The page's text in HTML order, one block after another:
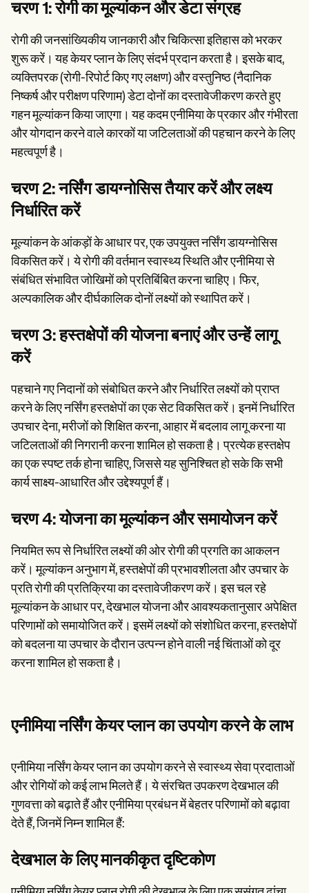
चरण 1: रोगी का मूल्यांकन और डेटा संग्रह
रोगी की जनसांख्यिकीय जानकारी और चिकित्सा इतिहास को भरकर
शुरू करें। यह केयर प्लान के लिए संदर्भ प्रदान करता है। इसके बाद,
व्यक्तिपरक (रोगी-रिपोर्ट किए गए लक्षण) और वस्तुनिष्ठ (नैदानिक
निष्कर्ष और परीक्षण परिणाम) डेटा दोनों का दस्तावेजीकरण करते हुए
गहन मूल्यांकन किया जाएगा। यह कदम एनीमिया के प्रकार और गंभीरता
और योगदान करने वाले कारकों या जटिलताओं की पहचान करने के लिए
महत्वपूर्ण है।
चरण 2: नर्सिंग डायग्नोसिस तैयार करें और लक्ष्य
निर्धारित करें
मूल्यांकन के आंकड़ों के आधार पर, एक उपयुक्त नर्सिंग डायग्नोसिस
विकसित करें। ये रोगी की वर्तमान स्वास्थ्य स्थिति और एनीमिया से
संबंधित संभावित जोखिमों को प्रतिबिंबित करना चाहिए। फिर,
अल्पकालिक और दीर्घकालिक दोनों लक्ष्यों को स्थापित करें।
चरण 3: हस्तक्षेपों की योजना बनाएं और उन्हें लागू
करें
पहचाने गए निदानों को संबोधित करने और निर्धारित लक्ष्यों को प्राप्त
करने के लिए नर्सिंग हस्तक्षेपों का एक सेट विकसित करें। इनमें निर्धारित
उपचार देना, मरीजों को शिक्षित करना, आहार में बदलाव लागू करना या
जटिलताओं की निगरानी करना शामिल हो सकता है। प्रत्येक हस्तक्षेप
का एक स्पष्ट तर्क होना चाहिए, जिससे यह सुनिश्चित हो सके कि सभी
कार्य साक्ष्य-आधारित और उद्देश्यपूर्ण हैं।
चरण 4: योजना का मूल्यांकन और समायोजन करें
नियमित रूप से निर्धारित लक्ष्यों की ओर रोगी की प्रगति का आकलन
करें। मूल्यांकन अनुभाग में, हस्तक्षेपों की प्रभावशीलता और उपचार के
प्रति रोगी की प्रतिक्रिया का दस्तावेजीकरण करें। इस चल रहे
मूल्यांकन के आधार पर, देखभाल योजना और आवश्यकतानुसार अपेक्षित
परिणामों को समायोजित करें। इसमें लक्ष्यों को संशोधित करना, हस्तक्षेपों
को बदलना या उपचार के दौरान उत्पन्न होने वाली नई चिंताओं को दूर
करना शामिल हो सकता है।
एनीमिया नर्सिंग केयर प्लान का उपयोग करने के लाभ
एनीमिया नर्सिंग केयर प्लान का उपयोग करने से स्वास्थ्य सेवा प्रदाताओं
और रोगियों को कई लाभ मिलते हैं। ये संरचित उपकरण देखभाल की
गुणवत्ता को बढ़ाते हैं और एनीमिया प्रबंधन में बेहतर परिणामों को बढ़ावा
देते हैं, जिनमें निम्न शामिल हैं:
देखभाल के लिए मानकीकृत दृष्टिकोण